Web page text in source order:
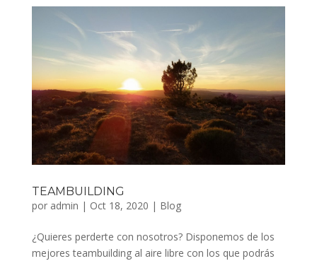
TEAMBUILDING
por admin | Oct 18, 2020 | Blog
¿Quieres perderte con nosotros? Disponemos de los
mejores teambuilding al aire libre con los que podrás